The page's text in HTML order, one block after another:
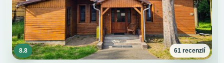
8.8 61 recenzií